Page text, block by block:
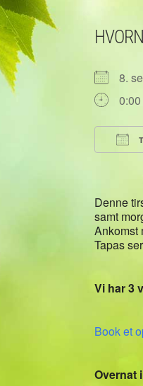
8.
0:00
Denne
samt
Ankomst
Tapas
Vi har 3
Book et
Overnat